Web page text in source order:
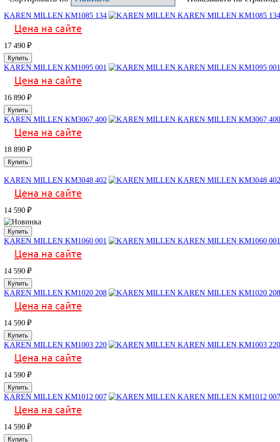
KAREN MILLEN KM1085 134
17 490 ₽
Купить
KAREN MILLEN KM1095 001
16 890 ₽
Купить
KAREN MILLEN KM3067 400
18 890 ₽
Купить
KAREN MILLEN KM3048 402
14 590 ₽
Купить
KAREN MILLEN KM1060 001
14 590 ₽
Купить
KAREN MILLEN KM1020 208
14 590 ₽
Купить
KAREN MILLEN KM1003 220
14 590 ₽
Купить
KAREN MILLEN KM1012 007
14 590 ₽
Купить